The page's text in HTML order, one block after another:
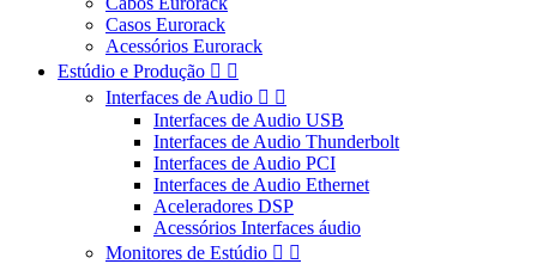
Casos Eurorack
Acessórios Eurorack
Estúdio e Produção  
Interfaces de Audio  
Interfaces de Audio USB
Interfaces de Audio Thunderbolt
Interfaces de Audio PCI
Interfaces de Audio Ethernet
Aceleradores DSP
Acessórios Interfaces áudio
Monitores de Estúdio  